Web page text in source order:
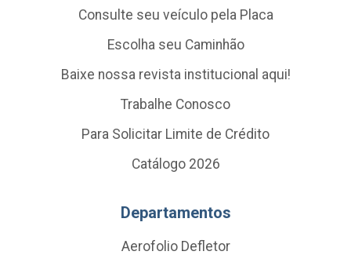
Consulte seu veículo pela Placa
Escolha seu Caminhão
Baixe nossa revista institucional aqui!
Trabalhe Conosco
Para Solicitar Limite de Crédito
Catálogo 2026
Departamentos
Aerofolio Defletor